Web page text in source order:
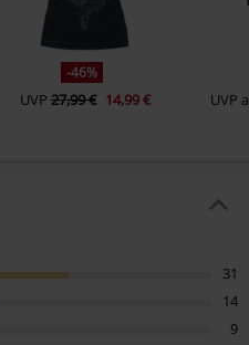
-46%
UVP 27,99 € 14,99 € UVP
31
14
9